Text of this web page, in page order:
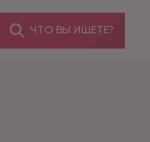
ЧТО ВЫ ИЩЕТЕ?